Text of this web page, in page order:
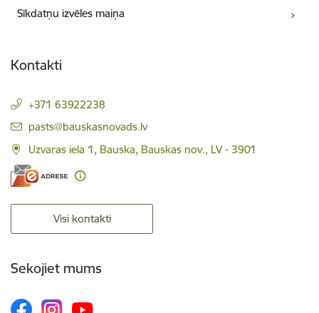
Sīkdatņu izvēles maiņa
Kontakti
+371 63922238
E-pasts:
pasts@bauskasnovads.lv
Uzvaras iela 1, Bauska, Bauskas nov., LV - 3901
Visi kontakti
Sekojiet mums